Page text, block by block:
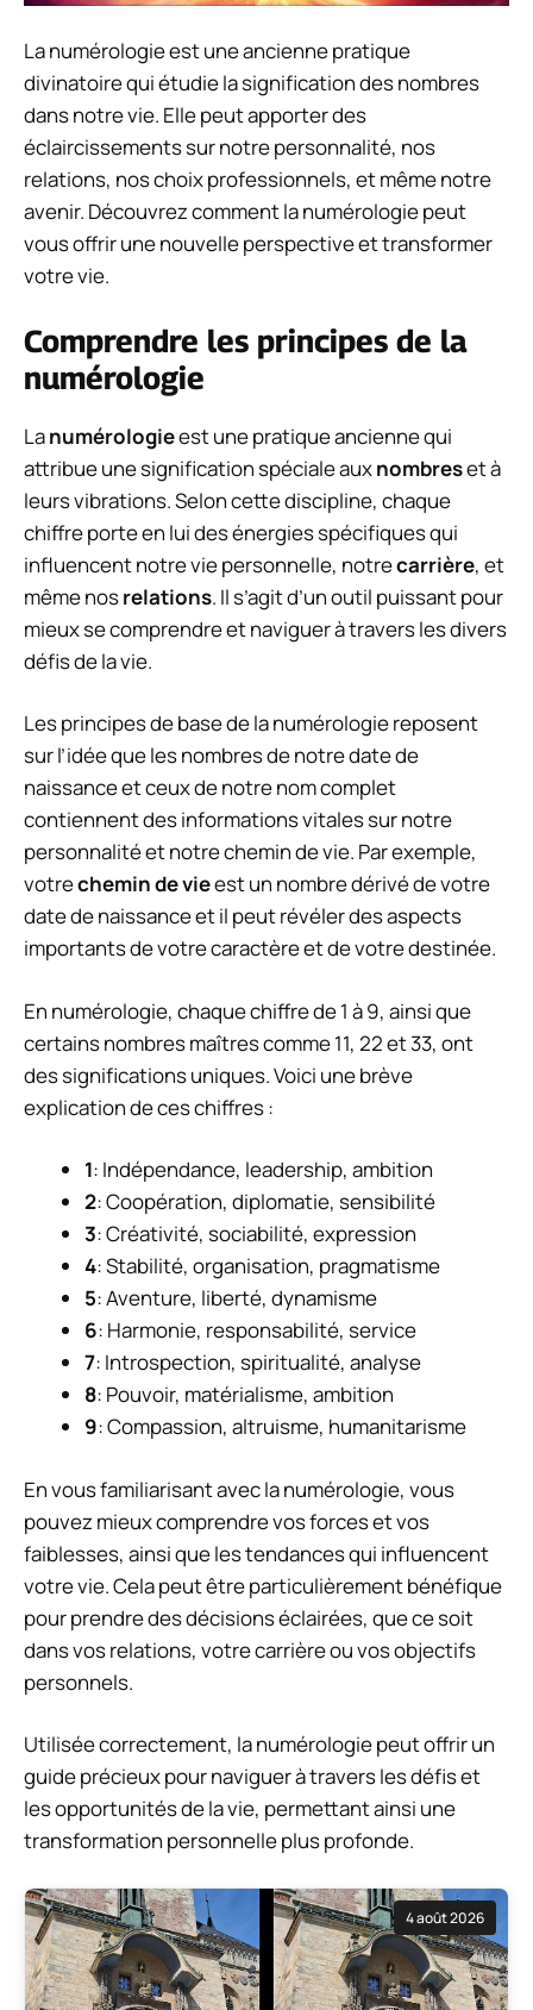
La numérologie est une ancienne pratique
divinatoire qui étudie la signification des nombres
dans notre vie. Elle peut apporter des
éclaircissements sur notre personnalité, nos
relations, nos choix professionnels, et même notre
avenir. Découvrez comment la numérologie peut
vous offrir une nouvelle perspective et transformer
votre vie.
Comprendre les principes de la
numérologie
Lanumérologieest une pratique ancienne qui
attribue une signification spéciale auxnombreset à
leurs vibrations. Selon cette discipline, chaque
chiffre porte en lui des énergies spécifiques qui
influencent notre vie personnelle, notrecarrière, et
même nosrelations. Il s’agit d’un outil puissant pour
mieux se comprendre et naviguer à travers les divers
défis de la vie.
Les principes de base de la numérologie reposent
sur l’idée que les nombres de notre date de
naissance et ceux de notre nom complet
contiennent des informations vitales sur notre
personnalité et notre chemin de vie. Par exemple,
votrechemin de vieest un nombre dérivé de votre
date de naissance et il peut révéler des aspects
importants de votre caractère et de votre destinée.
En numérologie, chaque chiffre de 1 à 9, ainsi que
certains nombres maîtres comme 11, 22 et 33, ont
des significations uniques. Voici une brève
explication de ces chiffres :
1: Indépendance, leadership, ambition
2: Coopération, diplomatie, sensibilité
3: Créativité, sociabilité, expression
4: Stabilité, organisation, pragmatisme
5: Aventure, liberté, dynamisme
6: Harmonie, responsabilité, service
7: Introspection, spiritualité, analyse
8: Pouvoir, matérialisme, ambition
9: Compassion, altruisme, humanitarisme
En vous familiarisant avec la numérologie, vous
pouvez mieux comprendre vos forces et vos
faiblesses, ainsi que les tendances qui influencent
votre vie. Cela peut être particulièrement bénéfique
pour prendre des décisions éclairées, que ce soit
dans vos relations, votre carrière ou vos objectifs
personnels.
Utilisée correctement, la numérologie peut offrir un
guide précieux pour naviguer à travers les défis et
les opportunités de la vie, permettant ainsi une
transformation personnelle plus profonde.
4 août 2026